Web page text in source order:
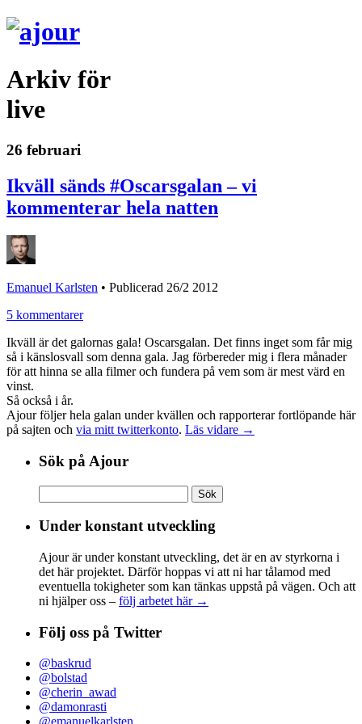
Arkiv för
live
26 februari
Ikväll sänds #Oscarsgalan – vi
kommenterar hela natten
Emanuel Karlsten • Publicerad 26/2 2012
5 kommentarer
Ikväll är det galornas gala! Oscarsgalan. Det finns inget som får mig
så i känslosvall som denna gala. Jag förbereder mig i flera månader
för att hinna se alla filmer och fundera på vem som är mest värd en
vinst.
Så också i år.
Ajour följer hela galan under kvällen och rapporterar fortlöpande här
på sajten och via mitt twitterkonto. Läs vidare →
Sök på Ajour
efter:
Under konstant utveckling
Ajour är under konstant utveckling, det är en av styrkorna i
det här projektet. Därför hoppas vi att ni har tålamod med
eventuella tokigheter som kan tänkas uppstå på vägen. Och att
ni hjälper oss – följ arbetet här →
Följ oss på Twitter
@baskrud
@bolstad
@cherin_awad
@damonrasti